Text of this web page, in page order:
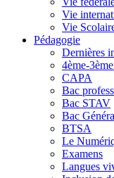
Vie
Vie
Pédagogie
Dernières
4ème-
CAPA
Bac
Bac STAV
Bac
BTSA
Le
Examens
Langues